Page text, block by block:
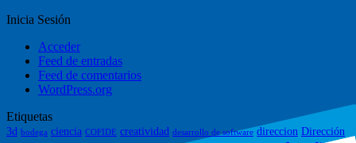
Inicia Sesión
Acceder
Feed de entradas
Feed de comentarios
WordPress.org
Etiquetas
3d bodega ciencia COFIDE creatividad desarrollo de software direccion Dirección